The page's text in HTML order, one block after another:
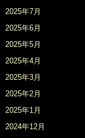
2025年7月
2025年6月
2025年5月
2025年4月
2025年3月
2025年2月
2025年1月
2024年12月